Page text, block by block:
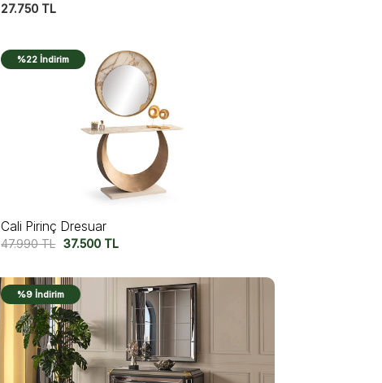
27.750 TL
%22 İndirim
Cali Pirinç Dresuar
47.990TL 37.500 TL
%9 İndirim